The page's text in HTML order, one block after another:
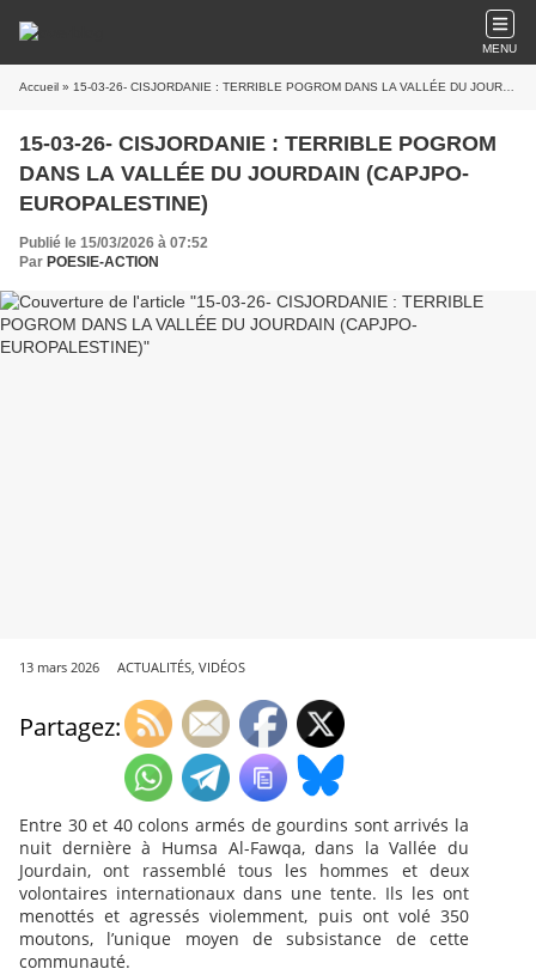
MENU
Accueil » 15-03-26- CISJORDANIE : TERRIBLE POGROM DANS LA VALLÉE DU JOURDAIN (CAPJPO- EUROPALESTINE)
15-03-26- CISJORDANIE : TERRIBLE POGROM
DANS LA VALLÉE DU JOURDAIN (CAPJPO-
EUROPALESTINE)
Publié le 15/03/2026 à 07:52
Par POESIE-ACTION
13 mars 2026 ACTUALITÉS, VIDÉOS
Partagez:
Entre 30 et 40 colons armés de gourdins sont arrivés la
nuit dernière à Humsa Al-Fawqa, dans la Vallée du
Jourdain, ont rassemblé tous les hommes et deux
volontaires internationaux dans une tente. Ils les ont
menottés et agressés violemment, puis ont volé 350
moutons, l’unique moyen de subsistance de cette
communauté.